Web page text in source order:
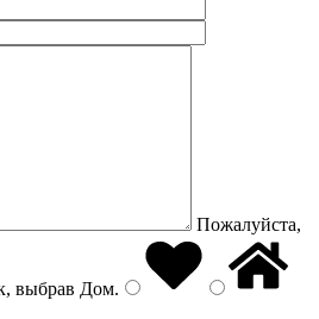
Пожалуйста,
выбрав Дом.